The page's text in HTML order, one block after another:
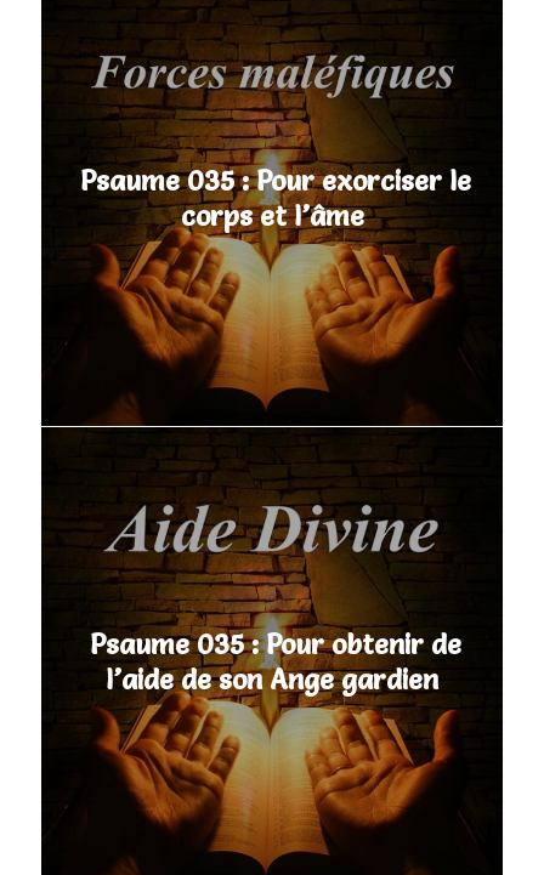
Psaume 035 : Pour exorciser le
corps et l’âme
Psaume 035 : Pour obtenir de
l’aide de son Ange gardien